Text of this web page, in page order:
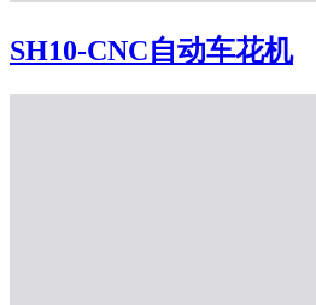
SH10-CNC自动车花机